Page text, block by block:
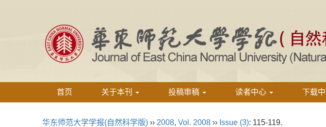
首页 关于本刊 投稿审稿 读者中心 下载
华东师范大学学报(自然科学版) ›› 2008, Vol. 2008 ›› Issue (3): 115-119.